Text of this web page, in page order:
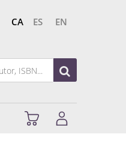
CA ES EN